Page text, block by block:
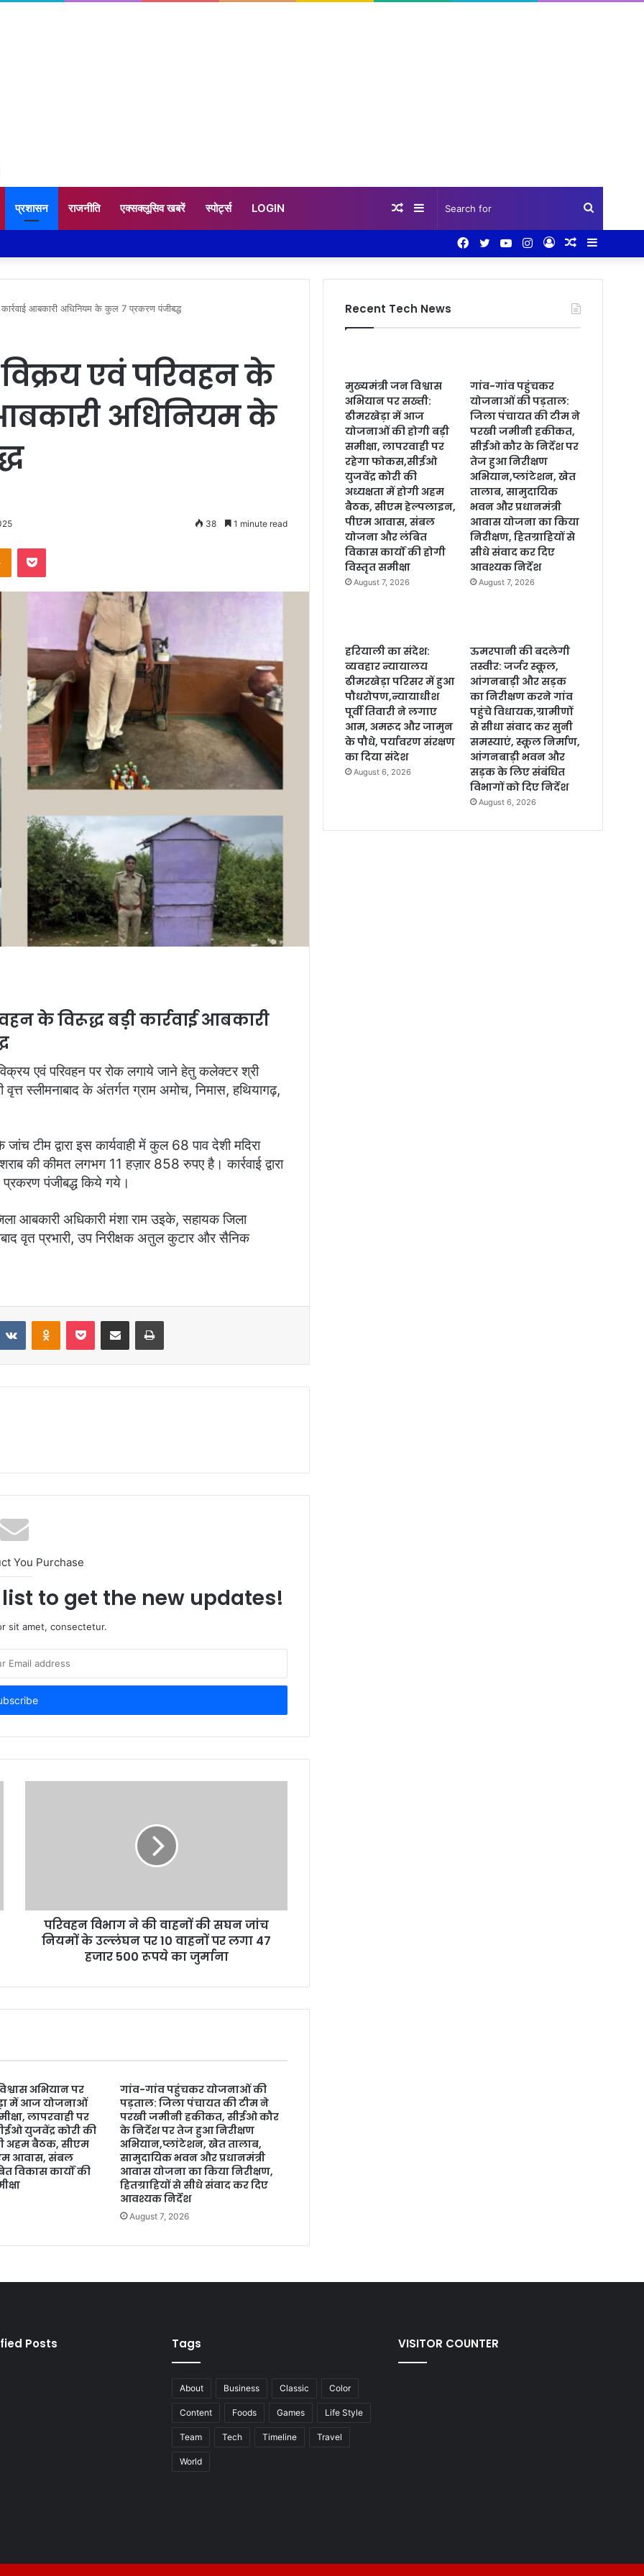
प्रशासन राजनीति एक्सक्लूसिव खबरें स्पोर्ट्स LOGIN
for
Sidebar
Random
Random
Log
Instagram
YouTube
Twitter
Facebook
कार्रवाई आबकारी अधिनियम के कुल 7 प्रकरण पंजीबद्ध
एवं परिवहन के
आबकारी अधिनियम के
38 1 minute read
के विरूद्ध बड़ी कार्रवाई आबकारी
एवं परिवहन पर रोक लगाये जाने हेतु कलेक्टर श्री
वृत्त स्लीमनाबाद के अंतर्गत ग्राम अमोच, निमास, हथियागढ़,
टीम द्वारा इस कार्यवाही में कुल 68 पाव देशी मदिरा
की कीमत लगभग 11 हज़ार 858 रुपए है। कार्रवाई द्वारा
पंजीबद्ध किये गये।
आबकारी अधिकारी मंशा राम उइके, सहायक जिला
वृत प्रभारी, उप निरीक्षक अतुल कुटार और सैनिक
You Purchase
to get the new updates!
sit amet, consectetur.
परिवहन विभाग ने की वाहनों की सघन जांच
नियमों के उल्‍लंघन पर 10 वाहनों पर लगा 47
हजार 500 रूपये का जुर्माना
अभियान पर
में आज योजनाओं
लापरवाही पर
युजवेंद्र कोरी की
अहम बैठक, सीएम
आवास, संबल
विकास कार्यों की
गांव-गांव पहुंचकर योजनाओं की
पड़ताल: जिला पंचायत की टीम ने
परखी जमीनी हकीकत, सीईओ कौर
के निर्देश पर तेज हुआ निरीक्षण
अभियान,प्लांटेशन, खेत तालाब,
सामुदायिक भवन और प्रधानमंत्री
आवास योजना का किया निरीक्षण,
हितग्राहियों से सीधे संवाद कर दिए
आवश्यक निर्देश
August 7, 2026
Recent Tech News
मुख्यमंत्री जन विश्वास
अभियान पर सख्ती:
ढीमरखेड़ा में आज
योजनाओं की होगी बड़ी
समीक्षा, लापरवाही पर
रहेगा फोकस,सीईओ
युजवेंद्र कोरी की
अध्यक्षता में होगी अहम
बैठक, सीएम हेल्पलाइन,
पीएम आवास, संबल
योजना और लंबित
विकास कार्यों की होगी
विस्तृत समीक्षा
August 7, 2026
गांव-गांव पहुंचकर
योजनाओं की पड़ताल:
जिला पंचायत की टीम ने
परखी जमीनी हकीकत,
सीईओ कौर के निर्देश पर
तेज हुआ निरीक्षण
अभियान,प्लांटेशन, खेत
तालाब, सामुदायिक
भवन और प्रधानमंत्री
आवास योजना का किया
निरीक्षण, हितग्राहियों से
सीधे संवाद कर दिए
आवश्यक निर्देश
August 7, 2026
हरियाली का संदेश:
व्यवहार न्यायालय
ढीमरखेड़ा परिसर में हुआ
पौधरोपण,न्यायाधीश
पूर्वी तिवारी ने लगाए
आम, अमरूद और जामुन
के पौधे, पर्यावरण संरक्षण
का दिया संदेश
August 6, 2026
ऊमरपानी की बदलेगी
तस्वीर: जर्जर स्कूल,
आंगनबाड़ी और सड़क
का निरीक्षण करने गांव
पहुंचे विधायक,ग्रामीणों
से सीधा संवाद कर सुनी
समस्याएं, स्कूल निर्माण,
आंगनबाड़ी भवन और
सड़क के लिए संबंधित
विभागों को दिए निर्देश
August 6, 2026
Posts Tags
About Business Classic Color
Content Foods Games Life Style
Team Tech Timeline Travel
World
VISITOR COUNTER